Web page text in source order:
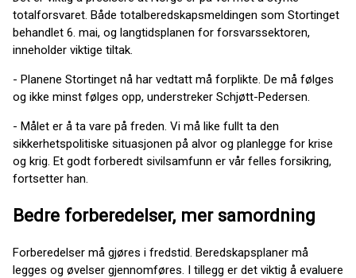
totalforsvaret. Både totalberedskapsmeldingen som Stortinget
behandlet 6. mai, og langtidsplanen for forsvarssektoren,
inneholder viktige tiltak.
- Planene Stortinget nå har vedtatt må forplikte. De må følges
og ikke minst følges opp, understreker Schjøtt-Pedersen.
- Målet er å ta vare på freden. Vi må like fullt ta den
sikkerhetspolitiske situasjonen på alvor og planlegge for krise
og krig. Et godt forberedt sivilsamfunn er vår felles forsikring,
fortsetter han.
Bedre forberedelser, mer samordning
Forberedelser må gjøres i fredstid. Beredskapsplaner må
legges og øvelser gjennomføres. I tillegg er det viktig å evaluere